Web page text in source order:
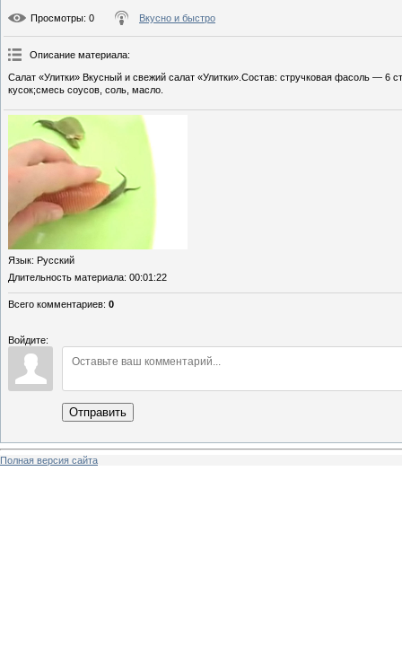
Просмотры: 0 Вкусно и быстро
Описание материала:
Салат «Улитки» Вкусный и свежий салат «Улитки».Состав: стручковая фасоль —
кусок;смесь соусов, соль, масло.
Язык: Русский
Длительность материала: 00:01:22
Всего комментариев: 0
Войдите:
Отправить
Полная версия сайта